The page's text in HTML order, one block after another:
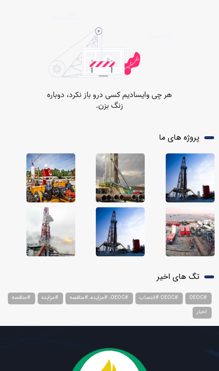
پروژه های ما
تگ های اخیر
#OEOC #OEOC #انتصاب #OEOC، #مزایده، #مناقصه #مزایده
#مناقصه
اخبار